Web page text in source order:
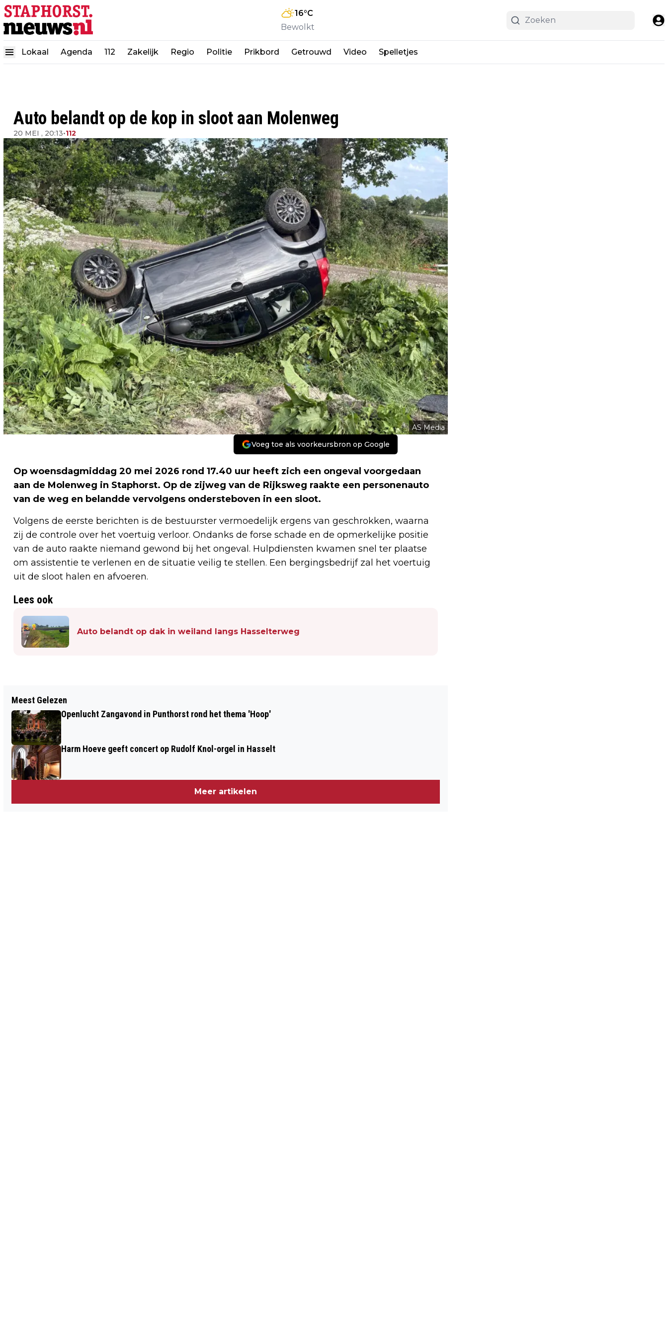
16°C
Bewolkt
Lokaal Agenda 112 Zakelijk Regio Politie Prikbord Getrouwd Video Spelletjes
Auto belandt op de kop in sloot aan Molenweg
20 MEI , 20:13•112
AS Media
Voeg toe als voorkeursbron op Google
Op woensdagmiddag 20 mei 2026 rond 17.40 uur heeft zich een ongeval voorgedaan
aan de Molenweg in Staphorst. Op de zijweg van de Rijksweg raakte een personenauto
van de weg en belandde vervolgens ondersteboven in een sloot.
Volgens de eerste berichten is de bestuurster vermoedelijk ergens van geschrokken, waarna
zij de controle over het voertuig verloor. Ondanks de forse schade en de opmerkelijke positie
van de auto raakte niemand gewond bij het ongeval. Hulpdiensten kwamen snel ter plaatse
om assistentie te verlenen en de situatie veilig te stellen. Een bergingsbedrijf zal het voertuig
uit de sloot halen en afvoeren.
Lees ook
Auto belandt op dak in weiland langs Hasselterweg
REGEN HOUDT WANDELAARS NIET
TEGEN TIJDENS VIERDAAGSE
VOORUITBLIK NAAR PUNTHORST
Meest Gelezen
Openlucht Zangavond in Punthorst rond het thema 'Hoop'
Harm Hoeve geeft concert op Rudolf Knol-orgel in Hasselt
Meer artikelen